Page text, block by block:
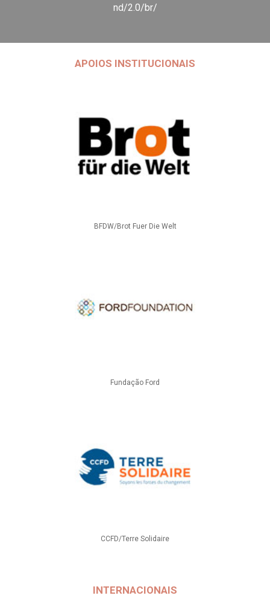
nd/2.0/br/
APOIOS INSTITUCIONAIS
BFDW/Brot Fuer Die Welt
Fundação Ford
CCFD/Terre Solidaire
INTERNACIONAIS